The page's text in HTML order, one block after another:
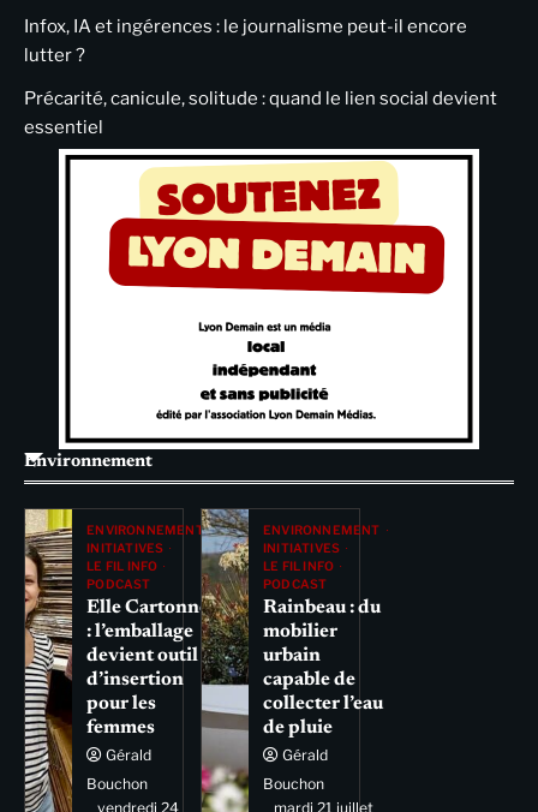
Infox, IA et ingérences : le journalisme peut-il encore
lutter ?
Précarité, canicule, solitude : quand le lien social devient
essentiel
Environnement
ENVIRONNEMENT
INITIATIVES
LE FIL INFO
PODCAST
Elle Cartonne
: l’emballage
devient outil
d’insertion
pour les
femmes
Gérald
Bouchon
vendredi 24
ENVIRONNEMENT
INITIATIVES
LE FIL INFO
PODCAST
Rainbeau : du
mobilier
urbain
capable de
collecter l’eau
de pluie
Gérald
Bouchon
mardi 21 juillet